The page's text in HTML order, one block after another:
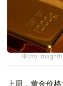
Фото:
上周，黄金价